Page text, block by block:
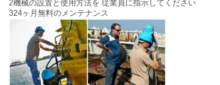
2機械の設置と使用方法を 従業員に指示してください
324ヶ月無料のメンテナンス